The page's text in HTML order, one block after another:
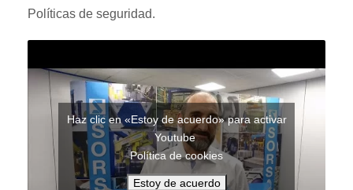
Políticas de seguridad.
Haz clic en «Estoy de acuerdo» para activar
Youtube
Política de cookies
Estoy de acuerdo